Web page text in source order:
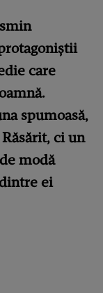
care
spumoasă,
ci un
modă
ei